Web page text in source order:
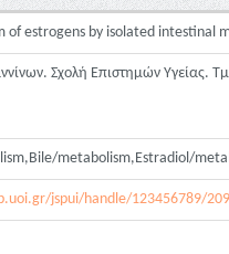
of estrogens by isolated intestinal
Σχολή Επιστημών Υγείας.
metabolism,Estradiol/
jspui/handle/123456789/